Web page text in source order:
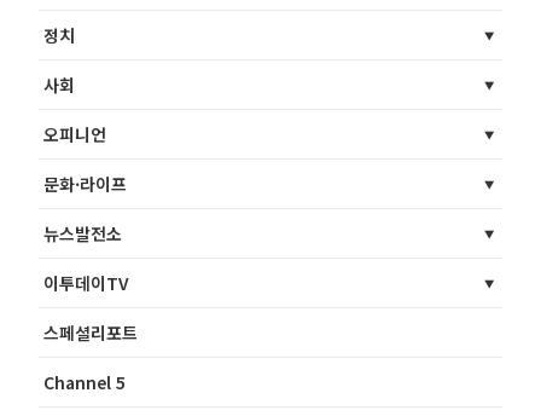
정치
사회
오피니언
문화·라이프
뉴스발전소
이투데이TV
스페셜리포트
Channel 5